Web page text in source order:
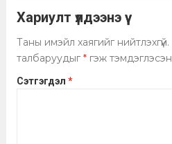
Хариулт үлдээнэ үү
Таны имэйл хаягийг нийтлэхгүй.
талбаруудыг *гэж тэмдэглэсэн
Сэтгэгдэл *